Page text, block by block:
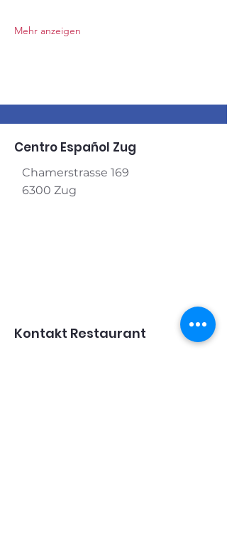
Mehr anzeigen
Centro Español Zug
Chamerstrasse 169
6300 Zug
Kontakt Restaurant